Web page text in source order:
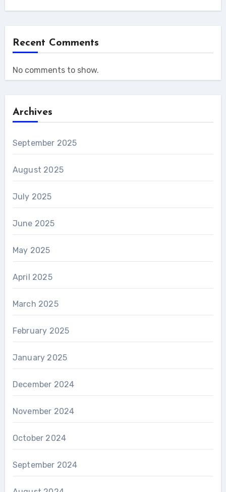
Recent Comments
No comments to show.
Archives
September 2025
August 2025
July 2025
June 2025
May 2025
April 2025
March 2025
February 2025
January 2025
December 2024
November 2024
October 2024
September 2024